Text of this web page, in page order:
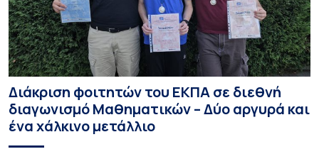
Διάκριση φοιτητών του ΕΚΠΑ σε διεθνή
διαγωνισμό Μαθηματικών – Δύο αργυρά και
ένα χάλκινο μετάλλιο